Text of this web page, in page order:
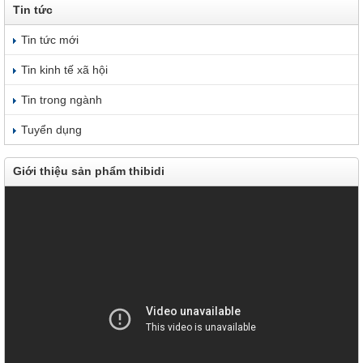
Tin tức
Tin tức mới
Tin kinh tế xã hội
Tin trong ngành
Tuyển dụng
Giới thiệu sản phẩm thibidi